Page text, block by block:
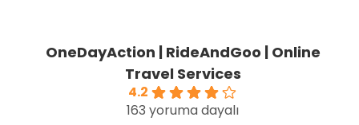
OneDayAction | RideAndGoo | Online
Travel Services
4.2
163 yoruma dayalı